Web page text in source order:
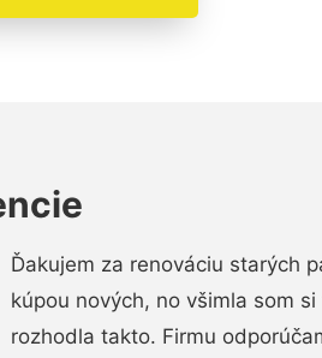
Ďakujem za renováciu starých
kúpou nových, no všimla som
rozhodla takto. Firmu